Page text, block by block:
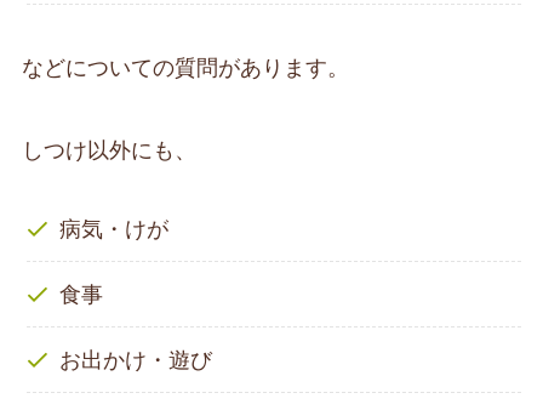
などについての質問があります。
しつけ以外にも、
病気・けが
食事
お出かけ・遊び